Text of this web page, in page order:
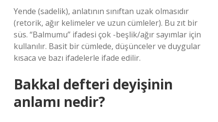
Yende (sadelik), anlatının sınıftan uzak olmasıdır
(retorik, ağır kelimeler ve uzun cümleler). Bu zıt bir
süs. “Balmumu” ifadesi çok -beşlik/ağır sayımlar için
kullanılır. Basit bir cümlede, düşünceler ve duygular
kısaca ve bazı ifadelerle ifade edilir.
Bakkal defteri deyişinin
anlamı nedir?